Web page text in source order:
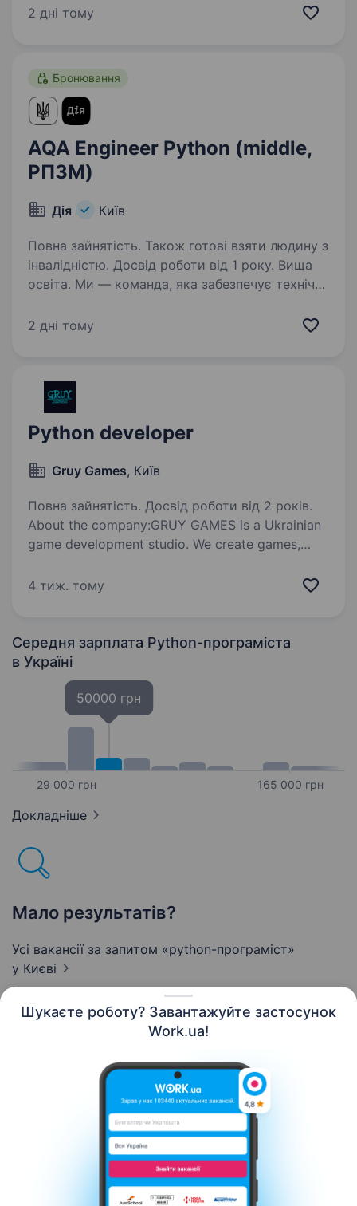
Шукаєте роботу? Завантажуйте застосунок
Work.ua!
blockchain protocols that are currently under
2 дні тому
Бронювання
AQA Engineer Python (middle,
РПЗМ)
Дія Київ
Повна зайнятість. Також готові взяти людину з
інвалідністю. Досвід роботи від 1 року. Вища
освіта. Ми — команда, яка забезпечує технічне
критично важливого для держави реєстру
стані відповідно…
2 дні тому
Python developer
Gruy Games, Київ
Повна зайнятість. Досвід роботи від 2 років.
About the company:GRUY GAMES is a Ukrainian
game development studio. We create games,
audience.The team consists of industry experts
4 тиж. тому
Середня зарплата Python-програміста
в Україні
29 000 грн
50000 грн
165 000 грн
Докладніше
Мало результатів?
Усі вакансії за запитом «python-програміст»
у Києві
Контакти Про нас
Кар’єра